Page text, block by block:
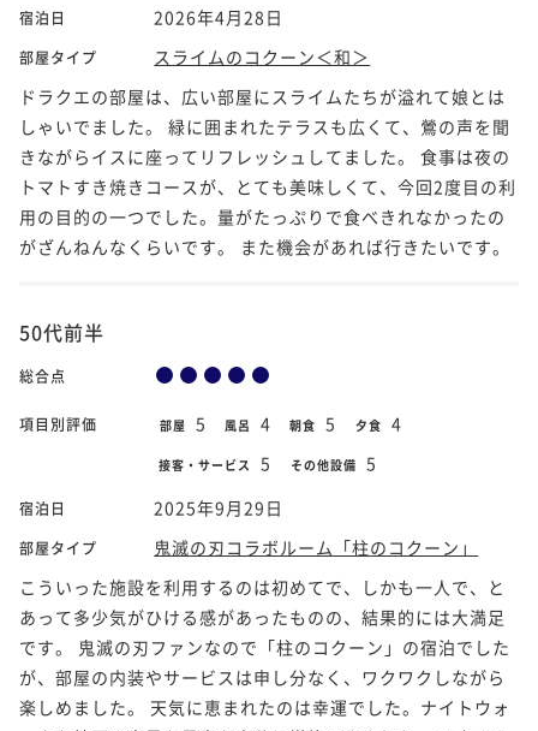
宿泊日 2026年4月28日
部屋タイプ
スライムのコクーン＜和＞
ドラクエの部屋は、広い部屋にスライムたちが溢れて娘とは
しゃいでました。 緑に囲まれたテラスも広くて、鶯の声を聞
きながらイスに座ってリフレッシュしてました。 食事は夜の
トマトすき焼きコースが、とても美味しくて、今回2度目の利
用の目的の一つでした。量がたっぷりで食べきれなかったの
がざんねんなくらいです。 また機会があれば行きたいです。
50代前半
総合点
項目別評価 部屋 5 風呂 4 朝食 5 夕食 4
接客・サービス 5 その他設備 5
宿泊日 2025年9月29日
部屋タイプ
鬼滅の刃コラボルーム「柱のコクーン」
こういった施設を利用するのは初めてで、しかも一人で、と
あって多少気がひける感があったものの、結果的には大満足
です。 鬼滅の刃ファンなので「柱のコクーン」の宿泊でした
が、部屋の内装やサービスは申し分なく、ワクワクしながら
楽しめました。 天気に恵まれたのは幸運でした。ナイトウォ